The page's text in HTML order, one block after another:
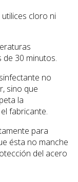
cloro ni
de 30 minutos.
no
sino que
la
fabricante.
para
ésta no manche
del acero